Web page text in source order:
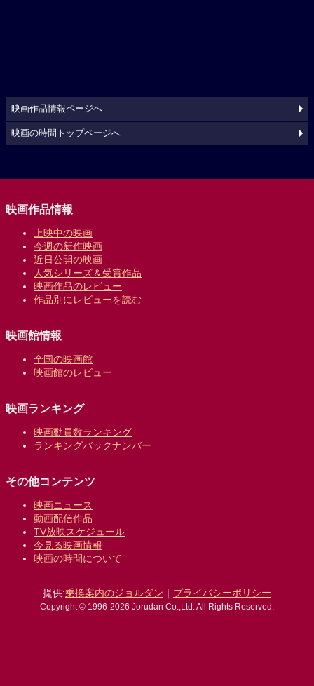
映画作品情報ページへ
映画の時間トップページへ
映画作品情報
上映中の映画
今週の新作映画
近日公開の映画
人気シリーズ＆受賞作品
映画作品のレビュー
作品別にレビューを読む
映画館情報
全国の映画館
映画館のレビュー
映画ランキング
映画動員数ランキング
ランキングバックナンバー
その他コンテンツ
映画ニュース
動画配信作品
TV放映スケジュール
今見る映画情報
映画の時間について
提供:乗換案内のジョルダン ｜ プライバシーポリシー
Copyright © 1996-2026 Jorudan Co.,Ltd. All Rights Reserved.